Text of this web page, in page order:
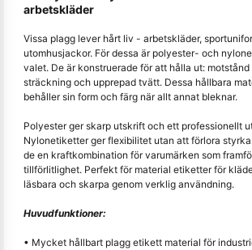
arbetskläder
Vissa plagg lever hårt liv - arbetskläder,
utomhusjackor. För dessa är polyester- och
valet. De är konstruerade för att hålla ut: motstånd
sträckning och upprepad tvätt. Dessa hållbara
behåller sin form och färg när allt annat bleknar.
Polyester ger skarp utskrift och ett professionellt
Nylonetiketter ger flexibilitet utan att förlora
de en kraftkombination för varumärken som
tillförlitlighet. Perfekt för material etiketter för
läsbara och skarpa genom verklig användning.
Huvudfunktioner:
• Mycket hållbart plagg etikett material för